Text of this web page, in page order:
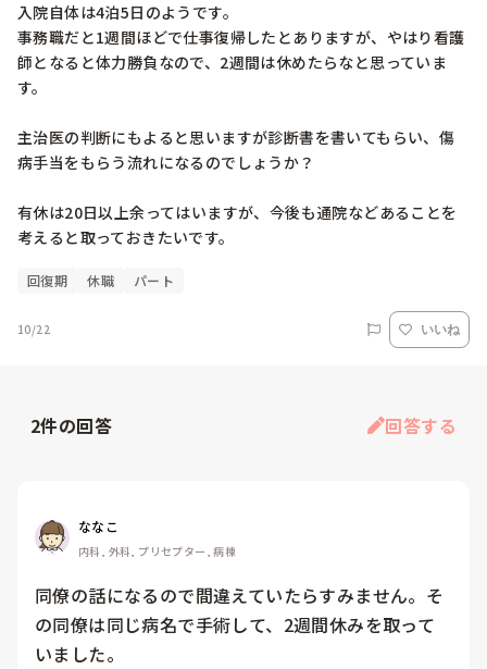
入院自体は4泊5日のようです。
事務職だと1週間ほどで仕事復帰したとありますが、やはり看護
師となると体力勝負なので、2週間は休めたらなと思っていま
す。
主治医の判断にもよると思いますが診断書を書いてもらい、傷
病手当をもらう流れになるのでしょうか？
有休は20日以上余ってはいますが、今後も通院などあることを
考えると取っておきたいです。
回復期 休職 パート
10/22 いいね
2件の回答 回答する
ななこ
内科, 外科, プリセプター, 病棟
同僚の話になるので間違えていたらすみません。そ
の同僚は同じ病名で手術して、2週間休みを取って
いました。